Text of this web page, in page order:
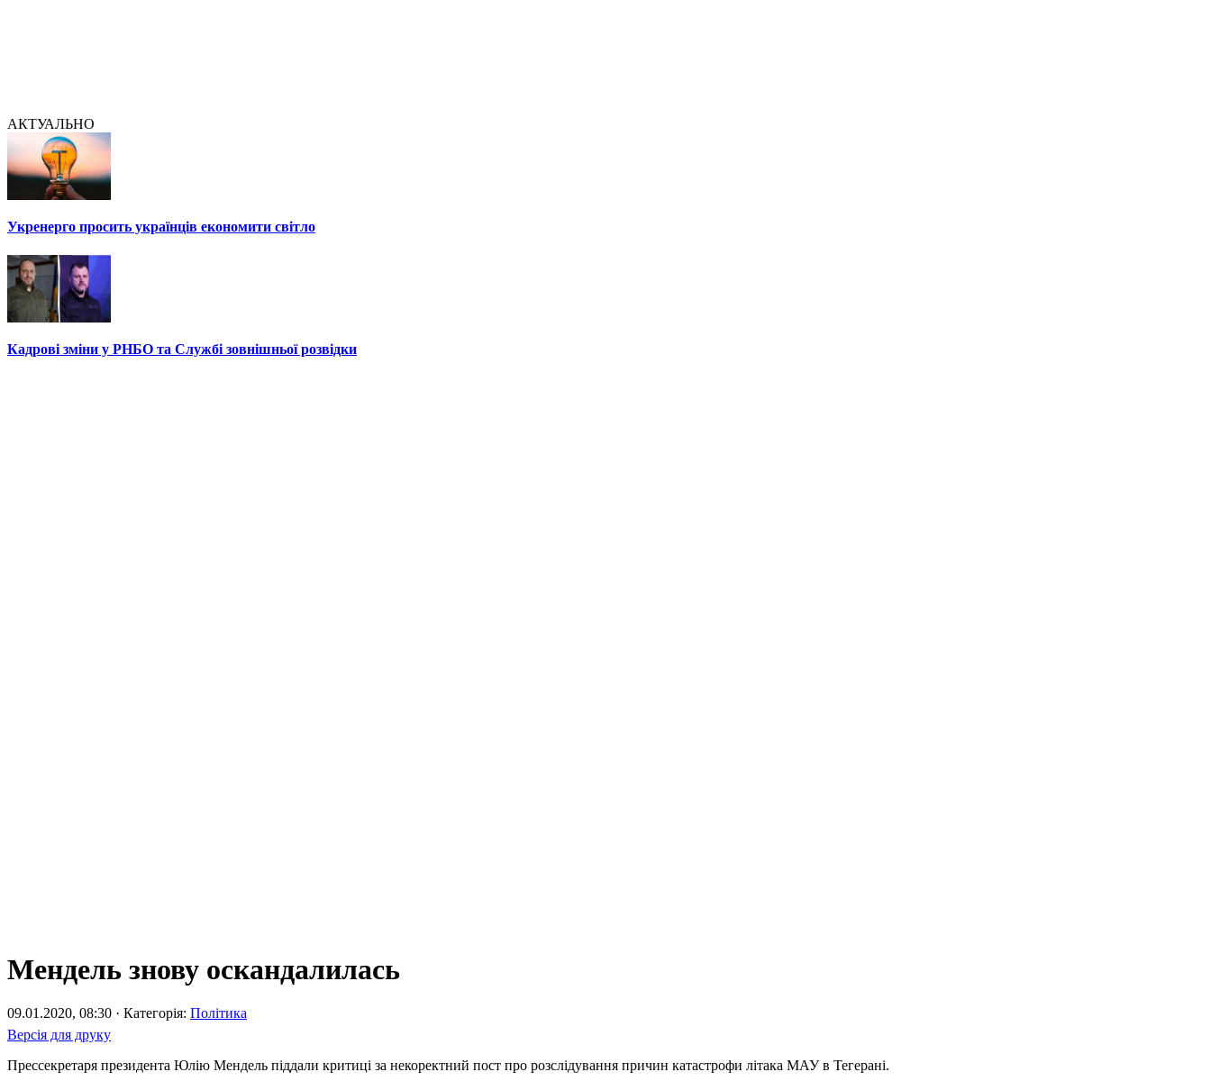
АКТУАЛЬНО
Укренерго просить українців економити світло
Кадрові зміни у РНБО та Службі зовнішньої розвідки
Мендель знову оскандалилась
09.01.2020, 08:30 · Категорія: Політика
Версія для друку
Прессекретаря президента Юлію Мендель піддали критиці за некоректний пост про розслідування причин катастрофи літака МАУ в Тегерані.